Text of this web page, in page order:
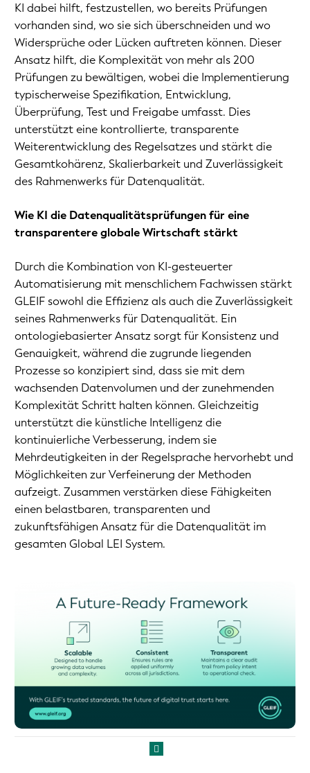
KI dabei hilft, festzustellen, wo bereits Prüfungen
vorhanden sind, wo sie sich überschneiden und wo
Widersprüche oder Lücken auftreten können. Dieser
Ansatz hilft, die Komplexität von mehr als 200
Prüfungen zu bewältigen, wobei die Implementierung
typischerweise Spezifikation, Entwicklung,
Überprüfung, Test und Freigabe umfasst. Dies
unterstützt eine kontrollierte, transparente
Weiterentwicklung des Regelsatzes und stärkt die
Gesamtkohärenz, Skalierbarkeit und Zuverlässigkeit
des Rahmenwerks für Datenqualität.
Wie KI die Datenqualitätsprüfungen für eine
transparentere globale Wirtschaft stärkt
Durch die Kombination von KI-gesteuerter
Automatisierung mit menschlichem Fachwissen stärkt
GLEIF sowohl die Effizienz als auch die Zuverlässigkeit
seines Rahmenwerks für Datenqualität. Ein
ontologiebasierter Ansatz sorgt für Konsistenz und
Genauigkeit, während die zugrunde liegenden
Prozesse so konzipiert sind, dass sie mit dem
wachsenden Datenvolumen und der zunehmenden
Komplexität Schritt halten können. Gleichzeitig
unterstützt die künstliche Intelligenz die
kontinuierliche Verbesserung, indem sie
Mehrdeutigkeiten in der Regelsprache hervorhebt und
Möglichkeiten zur Verfeinerung der Methoden
aufzeigt. Zusammen verstärken diese Fähigkeiten
einen belastbaren, transparenten und
zukunftsfähigen Ansatz für die Datenqualität im
gesamten Global LEI System.